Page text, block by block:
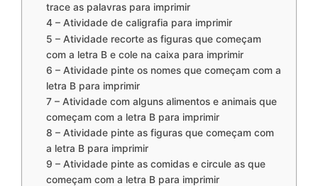
trace as palavras para imprimir
4 – Atividade de caligrafia para imprimir
5 – Atividade recorte as figuras que começam
com a letra B e cole na caixa para imprimir
6 – Atividade pinte os nomes que começam com a
letra B para imprimir
7 – Atividade com alguns alimentos e animais que
começam com a letra B para imprimir
8 – Atividade pinte as figuras que começam com
a letra B para imprimir
9 – Atividade pinte as comidas e circule as que
começam com a letra B para imprimir